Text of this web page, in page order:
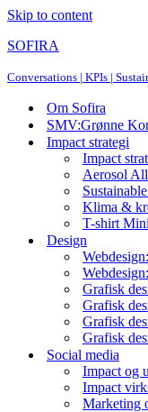
Skip to content
SOFIRA
Conversations | KPIs |
Om Sofira
SMV:Grønne
Impact strategi
Impact
Aerosol
Klima &
T-shirt
Design
Grafisk
Grafisk
Grafisk
Grafisk
Social media
Impact og
Impact
Marketing